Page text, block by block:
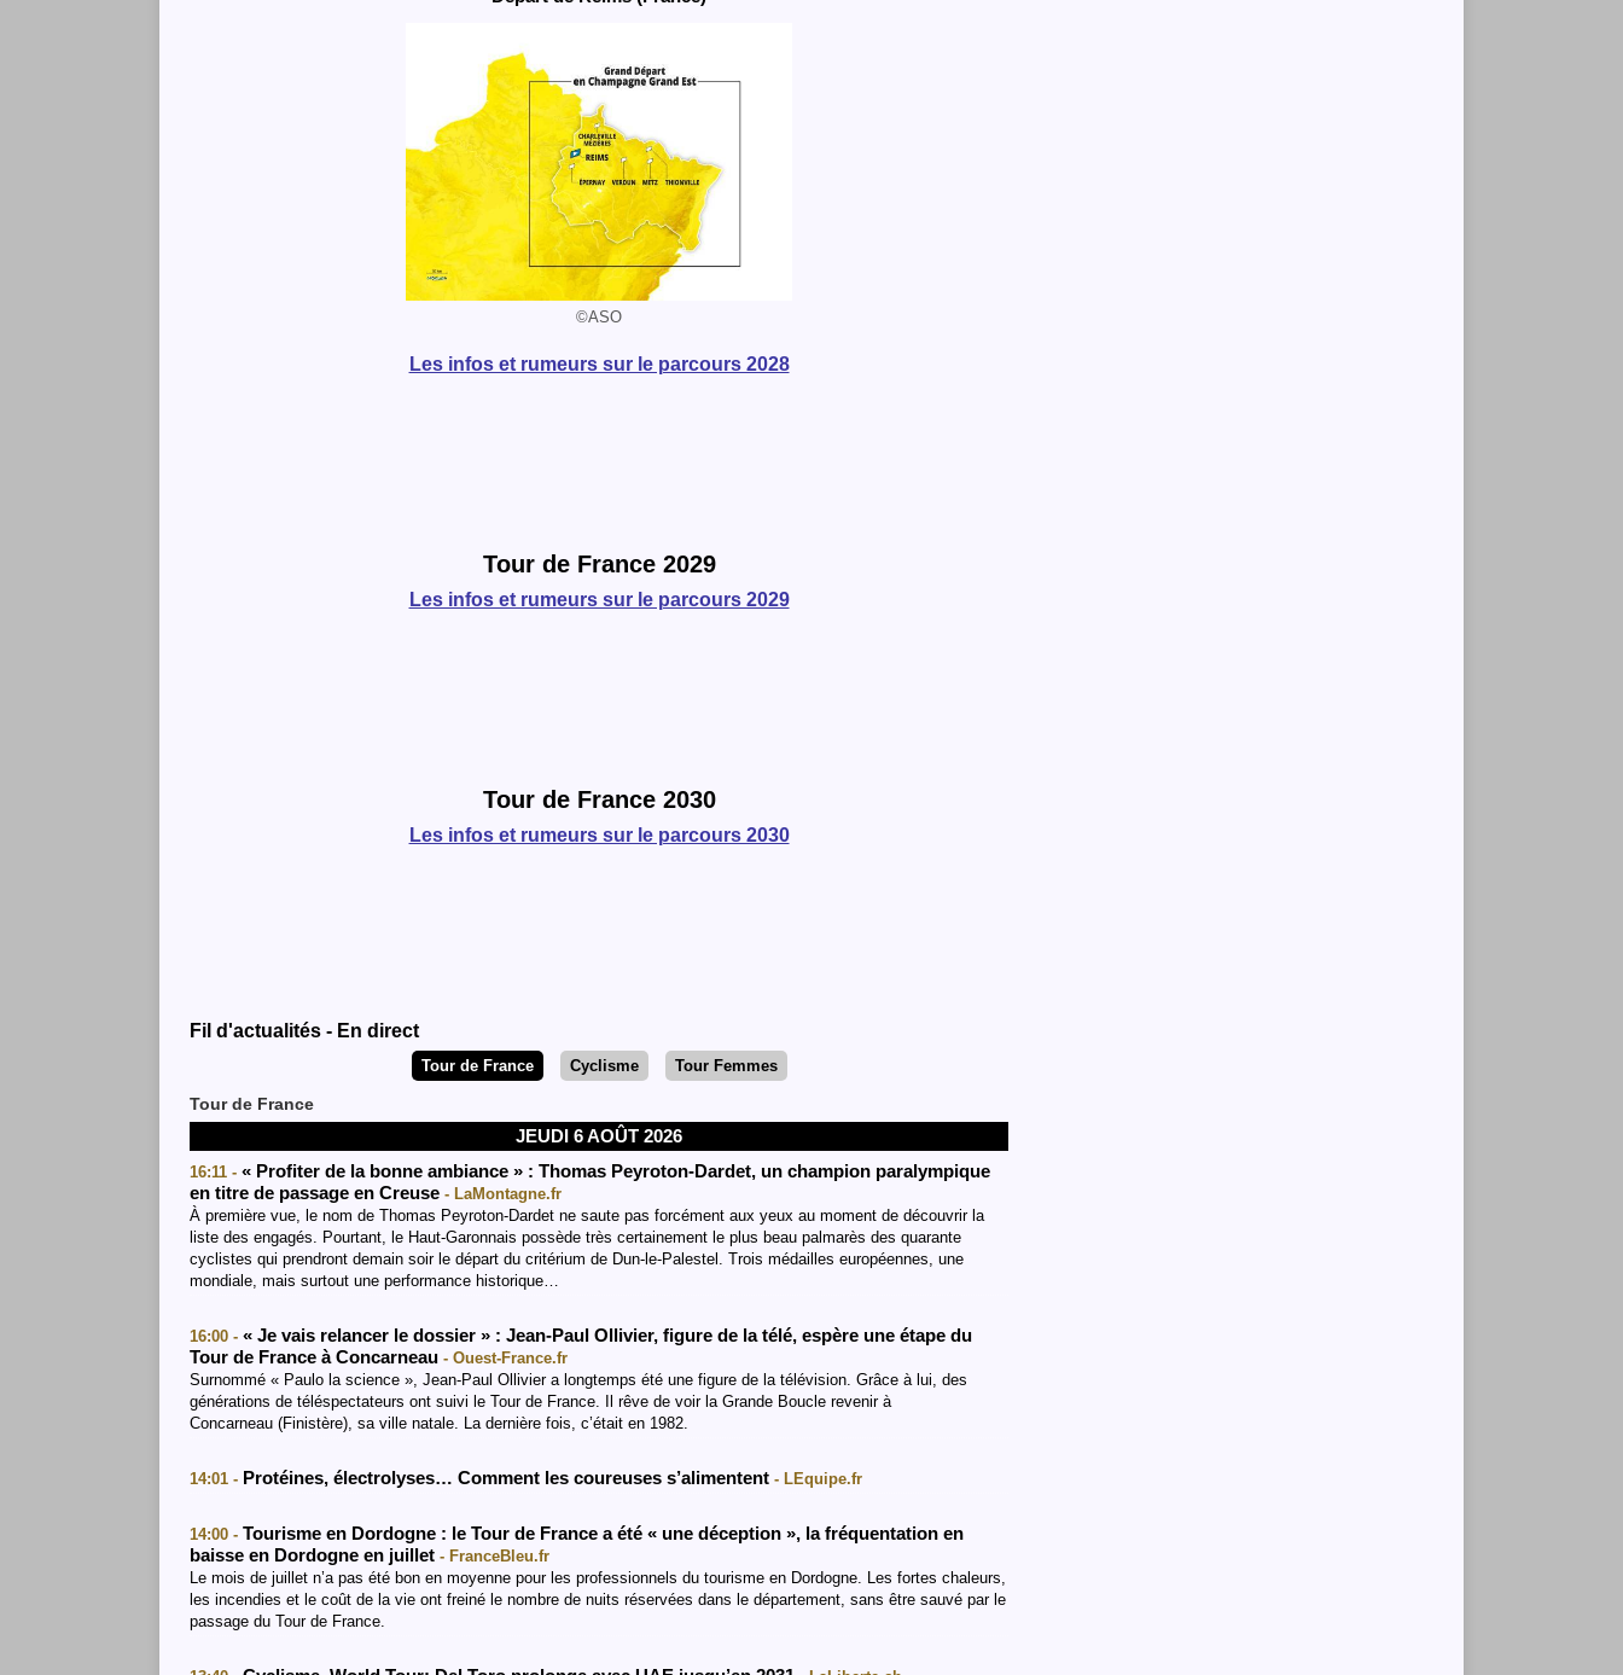
©ASO
Les infos et rumeurs sur le parcours 2028
Tour de France 2029
Les infos et rumeurs sur le parcours 2029
Tour de France 2030
Les infos et rumeurs sur le parcours 2030
Fil d'actualités - En direct
Tour de France Cyclisme Tour Femmes
Tour de France
JEUDI 6 AOÛT 2026
16:11 - « Profiter de la bonne ambiance » : Thomas Peyroton-Dardet, un champion paralympique
en titre de passage en Creuse - LaMontagne.fr
À première vue, le nom de Thomas Peyroton-Dardet ne saute pas forcément aux yeux au moment de découvrir la
liste des engagés. Pourtant, le Haut-Garonnais possède très certainement le plus beau palmarès des quarante
cyclistes qui prendront demain soir le départ du critérium de Dun-le-Palestel. Trois médailles européennes, une
mondiale, mais surtout une performance historique…
16:00 - « Je vais relancer le dossier » : Jean-Paul Ollivier, figure de la télé, espère une étape du
Tour de France à Concarneau - Ouest-France.fr
Surnommé « Paulo la science », Jean-Paul Ollivier a longtemps été une figure de la télévision. Grâce à lui, des
générations de téléspectateurs ont suivi le Tour de France. Il rêve de voir la Grande Boucle revenir à
Concarneau (Finistère), sa ville natale. La dernière fois, c’était en 1982.
14:01 - Protéines, électrolyses… Comment les coureuses s’alimentent - LEquipe.fr
14:00 - Tourisme en Dordogne : le Tour de France a été « une déception », la fréquentation en
baisse en Dordogne en juillet - FranceBleu.fr
Le mois de juillet n’a pas été bon en moyenne pour les professionnels du tourisme en Dordogne. Les fortes chaleurs,
les incendies et le coût de la vie ont freiné le nombre de nuits réservées dans le département, sans être sauvé par le
passage du Tour de France.